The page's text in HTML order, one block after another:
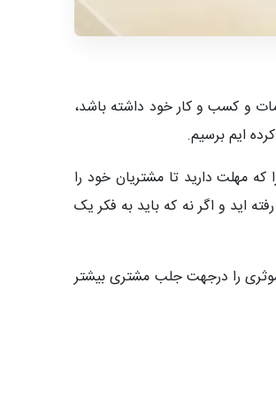
و کسب و کار خود داشته باشد،
ایم برسیم.
مهلت دارید تا مشتریان خود را
جذب مشتری فقط 8 ثانیه فرصت دارید و راهکارهای موثری را درجهت جلب مشتری بیشتر